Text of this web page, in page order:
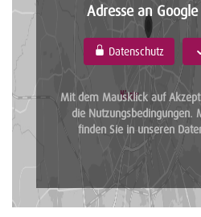
Adresse an
Datenschutz
Mit dem Mausklick auf
die Nutzungsbedingungen.
finden Sie in unseren